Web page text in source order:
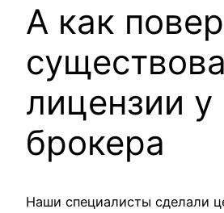
А как
лицензии у
брокера
Наши специалисты сделали